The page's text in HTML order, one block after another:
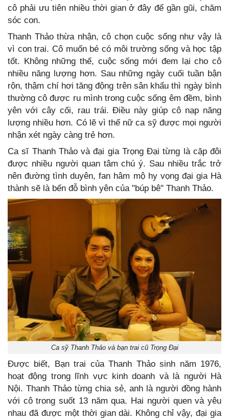
cô phải ưu tiên nhiều thời gian ở đây để gần gũi, chăm
sóc con.
Thanh Thảo thừa nhận, cô chọn cuộc sống như vậy là
vì con trai. Cô muốn bé có môi trường sống và học tập
tốt. Không những thế, cuộc sống mới đem lại cho cô
nhiều năng lượng hơn. Sau những ngày cuối tuần bận
rộn, thậm chí hơi tăng động trên sân khấu thì ngày bình
thường cô được ru mình trong cuộc sống êm đềm, bình
yên với cây cối, rau trái. Điều này giúp cô nạp năng
lượng nhiều hơn. Có lẽ vì thế nữ ca sỹ được mọi người
nhận xét ngày càng trẻ hơn.
Ca sĩ Thanh Thảo và đại gia Trọng Đại từng là cặp đôi
được nhiều người quan tâm chú ý. Sau nhiều trắc trở
nên đường tình duyên, fan hâm mộ hy vọng đại gia Hà
thành sẽ là bến đỗ bình yên của "búp bê" Thanh Thảo.
Ca sỹ Thanh Thảo và bạn trai cũ Trọng Đại
Được biết, Bạn trai của Thanh Thảo sinh năm 1976,
hoạt động trong lĩnh vực kinh doanh và là người Hà
Nội. Thanh Thảo từng chia sẻ, anh là người đồng hành
với cô trong suốt 13 năm qua. Hai người quen và yêu
nhau đã được một thời gian dài. Không chỉ vậy, đại gia